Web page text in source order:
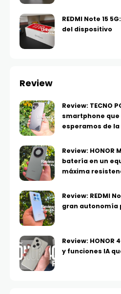
REDMI Note 15
del dispositivo
Review
Review: TECNO
smartphone
esperamos de
Review: HONOR
batería en un
máxima
Review: REDMI
gran autonomía
Review:
y funciones IA